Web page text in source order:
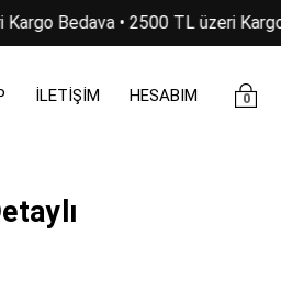
Bedava • 2500 TL üzeri
İLETİŞİM HESABIM 0